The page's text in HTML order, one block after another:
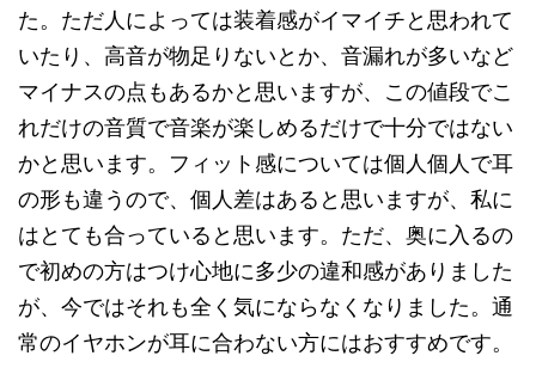
た。 ただ人によっては装着感がイマイチと 思われて
いたり 、 高音が物足りないとか、 音漏れが多いなど
マイナスの点もあるかと 思いますが、 この値段でこ
れだけの音質で音楽が楽しめるだけで十分ではない
かと 思います。 フィット感については個人個人で耳
の形も違うので、 個人差はあると 思いますが、 私に
は とても合っていると 思います。 ただ、 奥に入るの
で初めの方はつけ心地に多少の違和感がありました
が、 今ではそれも全く 気にならなくなりました。 通
常のイヤホンが耳に合わない方にはおすすめです。